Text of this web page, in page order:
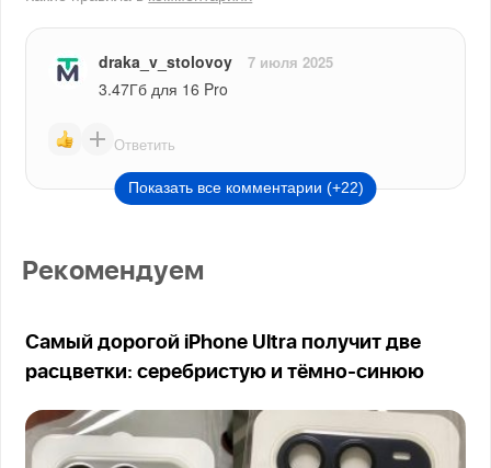
draka_v_stolovoy 7 июля 2025
3.47Гб для 16 Pro
Ответить
Показать все комментарии (+22)
Рекомендуем
Самый дорогой iPhone Ultra получит две
расцветки: серебристую и тёмно-синюю